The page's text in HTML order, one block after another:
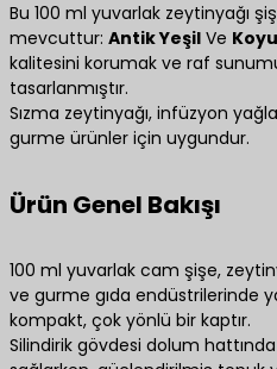
Bu 100 ml yuvarlak zeytinyağı
mevcuttur: Antik Yeşil Ve
kalitesini korumak ve raf
tasarlanmıştır.
Sızma zeytinyağı, infüzyon
gurme ürünler için uygundur.
Ürün Genel Bakışı
100 ml yuvarlak cam şişe,
ve gurme gıda endüstrilerinde
kompakt, çok yönlü bir kaptır.
Silindirik gövdesi dolum